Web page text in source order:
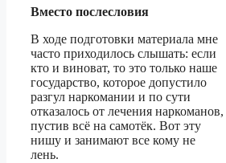
Вместо послесловия
В ходе подготовки материала мне
часто приходилось слышать: если
кто и виноват, то это только наше
государство, которое допустило
разгул наркомании и по сути
отказалось от лечения наркоманов,
пустив всё на самотёк. Вот эту
нишу и занимают все кому не
лень.